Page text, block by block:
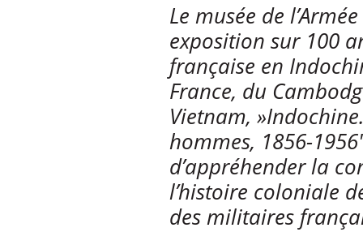
Le musée de
exposition sur 100
française en
France, du
Vietnam,
hommes, 1856-
d’appréhender la
l’histoire coloniale
des militaires